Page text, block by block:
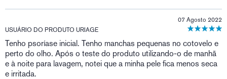
USUÁRIO DO PRODUTO URIAGE
07 Agosto 2022
Tenho psoríase inicial. Tenho manchas pequenas no cotovelo e
perto do olho. Após o teste do produto utilizando-o de manhã
e à noite para lavagem, notei que a minha pele fica menos seca
e irritada.